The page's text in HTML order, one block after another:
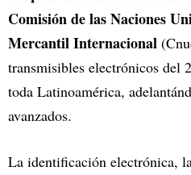
Comisión de las Naciones
Mercantil Internacional
transmisibles electrónicos
toda Latinoamérica,
avanzados.
La identificación electrónica,